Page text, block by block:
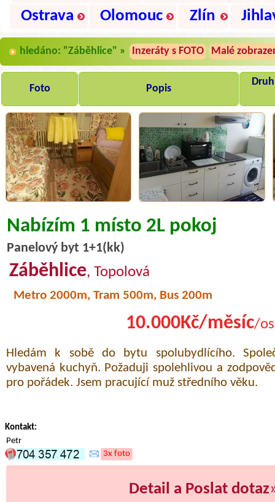
Ostrava
Olomouc Zlín
hledáno: "Záběhlice" » Inzeráty s FOTO Malé
Foto Popis
Nabízím 1 místo 2L pokoj
Panelový byt 1+1(kk)
Záběhlice, Topolová
Metro 2000m, Tram 500m, Bus 200m
10.000Kč/měsíc/
Hledám k sobě do bytu spolubydlícího.
vybavená kuchyň. Požaduji spolehlivou a
pro pořádek. Jsem pracující muž středního věku.
Kontakt:
Petr
3x foto
Detail a Poslat dotaz